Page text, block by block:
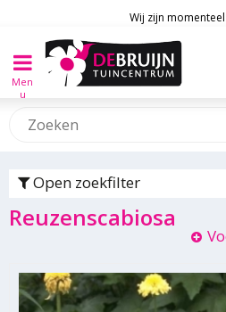
Men
u
Wij zijn
Open zoekfilter
Reuzenscabiosa